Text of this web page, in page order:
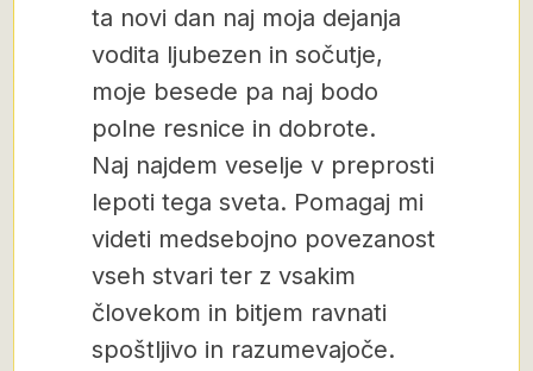
ta novi dan naj moja dejanja
vodita ljubezen in sočutje,
moje besede pa naj bodo
polne resnice in dobrote.
Naj najdem veselje v preprosti
lepoti tega sveta. Pomagaj mi
videti medsebojno povezanost
vseh stvari ter z vsakim
človekom in bitjem ravnati
spoštljivo in razumevajoče.